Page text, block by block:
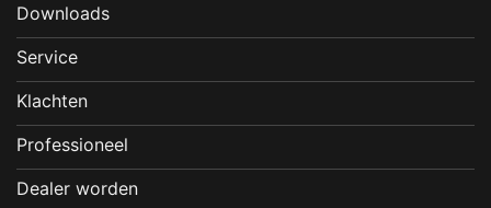
Downloads
Service
Klachten
Professioneel
Dealer worden